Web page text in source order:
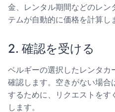
金、レンタル期間などのレン
テムが自動的に価格を計算し
2. 確認を受ける
ベルギーの選択したレンタカ
確認します。空きがない場合
するために、リクエストをす
します。